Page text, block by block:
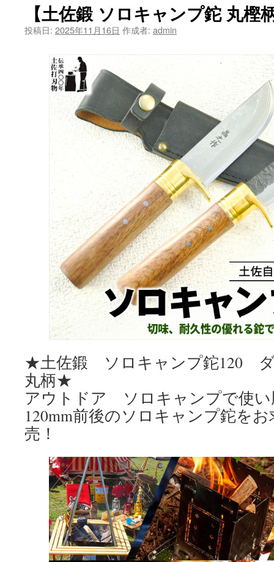
へ
【土佐鍛 ソロキャンプ鉈 丸樫
投稿日: 2025年11月16日 作成者: admin
★土佐鍛 ソロキャンプ鉈120
丸柄★
アウトドア ソロキャンプで使い
120mm前後のソロキャンプ鉈を
売！